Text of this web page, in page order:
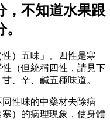
，不知道水果跟
）五味」。四性是寒
（但統稱四性，請見下
、辛、鹹五種味道。
性味的中藥材去除病
）的病理現象，使身體